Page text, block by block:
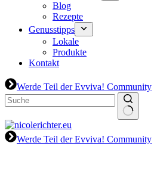
Blog
Rezepte
Genusstipps
Lokale
Produkte
Kontakt
Werde Teil der Evviva! Community
Werde Teil der Evviva! Community